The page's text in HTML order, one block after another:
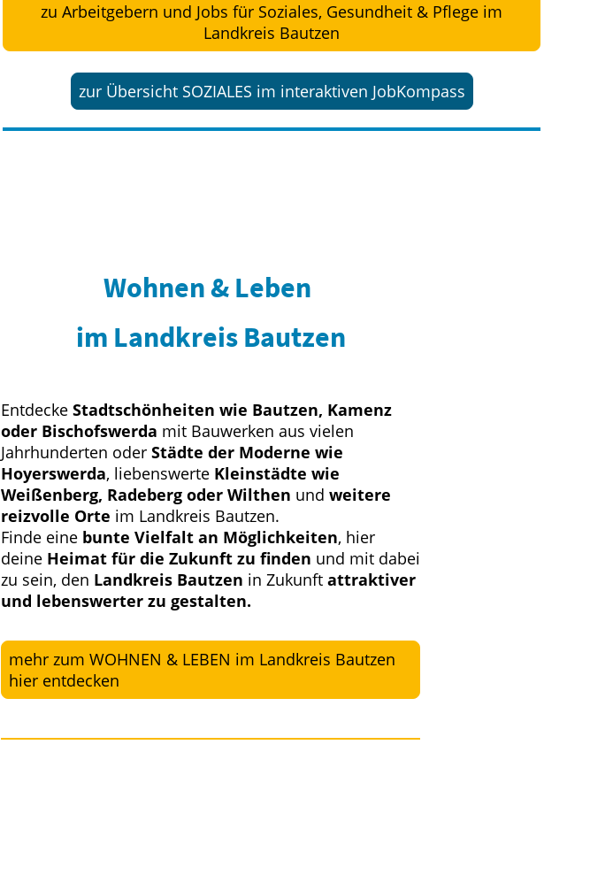
zu Arbeitgebern und Jobs für Soziales, Gesundheit & Pflege im
Landkreis Bautzen
zur Übersicht SOZIALES im interaktiven JobKompass
Wohnen & Leben
im Landkreis Bautzen
Entdecke Stadtschönheiten wie Bautzen, Kamenz
oder Bischofswerda mit Bauwerken aus vielen
Jahrhunderten oder Städte der Moderne wie
Hoyerswerda, liebenswerte Kleinstädte wie
Weißenberg, Radeberg oder Wilthen und weitere
reizvolle Orte im Landkreis Bautzen.
Finde eine bunte Vielfalt an Möglichkeiten, hier
deine Heimat für die Zukunft zu finden und mit dabei
zu sein, den Landkreis Bautzen in Zukunft attraktiver
und lebenswerter zu gestalten.
mehr zum WOHNEN & LEBEN im Landkreis Bautzen
hier entdecken